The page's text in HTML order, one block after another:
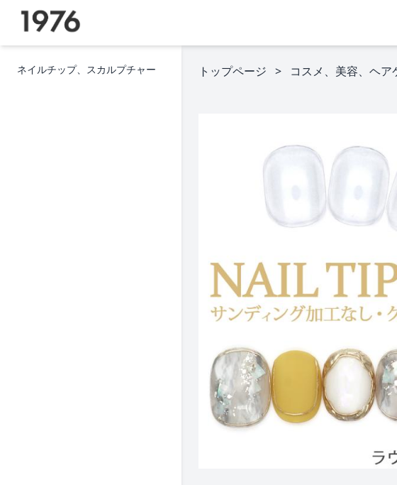
ネイルチップ、スカルプチャー トップページ コスメ、美容、ヘア